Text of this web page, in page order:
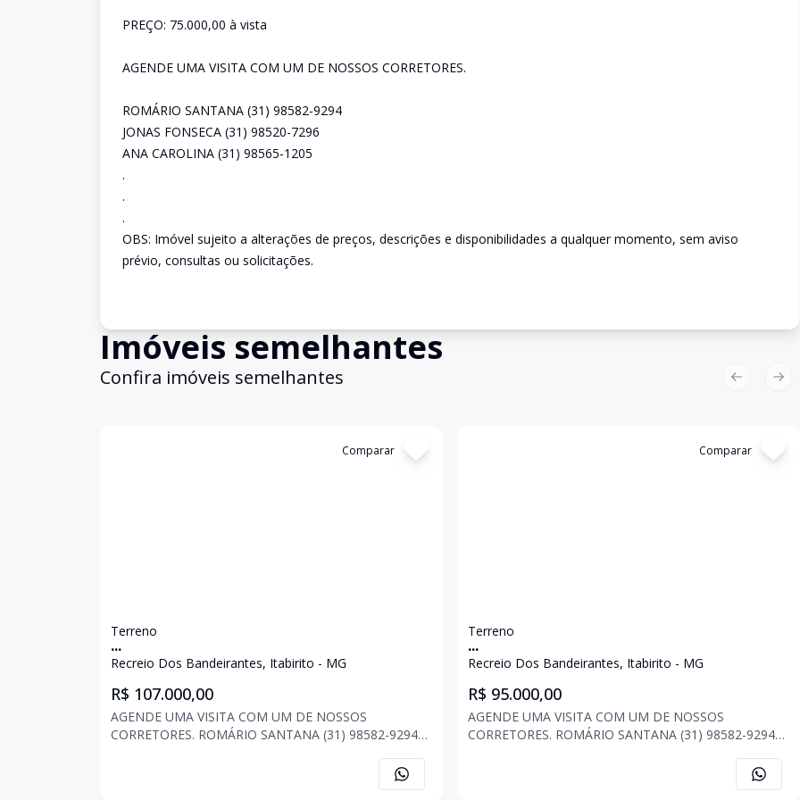
PREÇO: 75.000,00 à vista
AGENDE UMA VISITA COM UM DE NOSSOS CORRETORES.
ROMÁRIO SANTANA (31) 98582-9294
JONAS FONSECA (31) 98520-7296
ANA CAROLINA (31) 98565-1205
.
.
.
OBS: Imóvel sujeito a alterações de preços, descrições e disponibilidades a qualquer momento, sem aviso
prévio, consultas ou solicitações.
Imóveis semelhantes
Confira imóveis semelhantes
Comparar
Terreno
...
Recreio Dos Bandeirantes, Itabirito - MG
R$ 107.000,00
AGENDE UMA VISITA COM UM DE NOSSOS
CORRETORES. ROMÁRIO SANTANA (31) 98582-9294
alteração de preço, descrição e disponibilidade a
Comparar
Terreno
...
Recreio Dos Bandeirantes, Itabirito - MG
R$ 95.000,00
AGENDE UMA VISITA COM UM DE NOSSOS
CORRETORES. ROMÁRIO SANTANA (31) 98582-9294
alteração de preço, descrição e disponibilidade a
Previous